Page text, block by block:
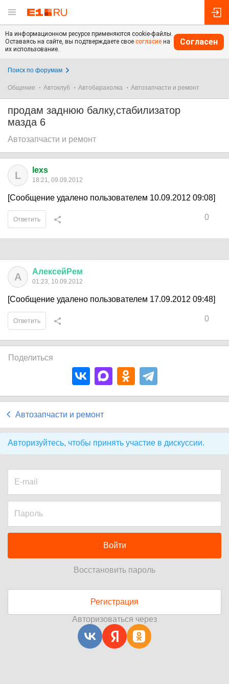
На информационном ресурсе применяются cookie-файлы.
Оставаясь на сайте, вы подтверждаете свое согласие на
их использование.
Согласен
Поиск по форумам
Общение Автоклуб Автобарахолка Автозапчасти и ремонт
продам заднюю балку,стабилизатор
мазда 6
Автозапчасти и ремонт
L lexs
18:21, 09.09.2012
[Сообщение удалено пользователем 10.09.2012 09:08]
0
Ответить
А АлексейРем
01:23, 10.09.2012
[Сообщение удалено пользователем 17.09.2012 09:48]
0
Ответить
Поделиться
Автозапчасти и ремонт
Авторизуйтесь, чтобы принять участие в дискуссии.
Войти
Восстановить пароль
Регистрация
Авторизоваться через